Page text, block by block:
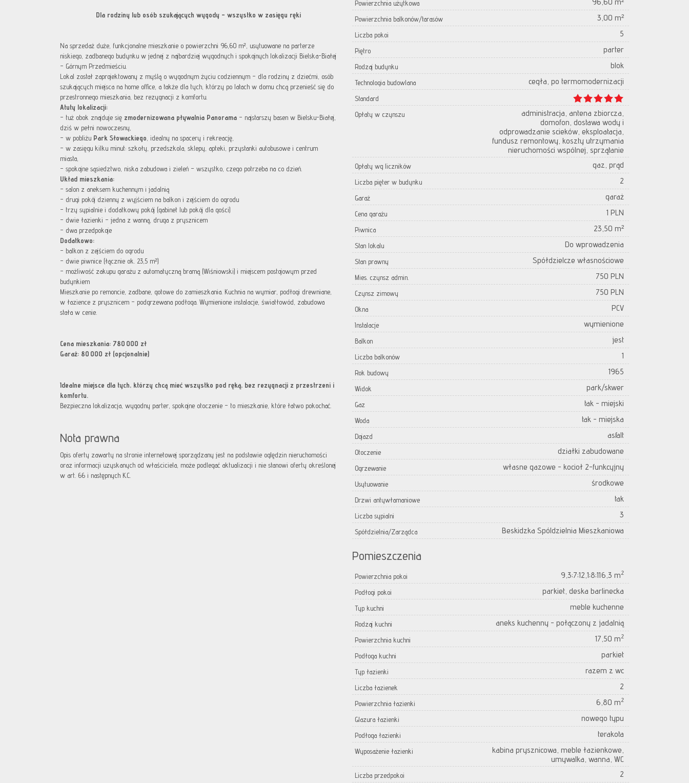
Dla rodziny lub osób szukających wygody – wszystko w zasięgu ręki
Na sprzedaż duże, funkcjonalne mieszkanie o powierzchni 96,60 m², usytuowane na parterze
niskiego, zadbanego budynku w jednej z najbardziej wygodnych i spokojnych lokalizacji Bielska-Białej
– Górnym Przedmieściu.
Lokal został zaprojektowany z myślą o wygodnym życiu codziennym – dla rodziny z dziećmi, osób
szukających miejsca na home office, a także dla tych, którzy po latach w domu chcą przenieść się do
przestronnego mieszkania, bez rezygnacji z komfortu.
Atuty lokalizacji:
– tuż obok znajduje się zmodernizowana pływalnia Panorama – najstarszy basen w Bielsku-Białej,
dziś w pełni nowoczesny,
– w pobliżu Park Słowackiego , idealny na spacery i rekreację,
– w zasięgu kilku minut: szkoły, przedszkola, sklepy, apteki, przystanki autobusowe i centrum
miasta,
– spokojne sąsiedztwo, niska zabudowa i zieleń – wszystko, czego potrzeba na co dzień.
Układ mieszkania:
– salon z aneksem kuchennym i jadalnią
– drugi pokój dzienny z wyjściem na balkon i zejściem do ogrodu
– trzy sypialnie i dodatkowy pokój (gabinet lub pokój dla gości)
– dwie łazienki – jedna z wanną, druga z prysznicem
– dwa przedpokoje
Dodatkowo:
– balkon z zejściem do ogrodu
– dwie piwnice (łącznie ok. 23,5 m²)
– możliwość zakupu garażu z automatyczną bramą (Wiśniowski) i miejscem postojowym przed
budynkiem
Mieszkanie po remoncie, zadbane, gotowe do zamieszkania. Kuchnia na wymiar, podłogi drewniane,
w łazience z prysznicem – podgrzewana podłoga. Wymienione instalacje, światłowód, zabudowa
stała w cenie.
Cena mieszkania: 780 000 zł
Garaż: 80 000 zł (opcjonalnie)
Idealne miejsce dla tych, którzy chcą mieć wszystko pod ręką, bez rezygnacji z przestrzeni i
komfortu.
Bezpieczna lokalizacja, wygodny parter, spokojne otoczenie – to mieszkanie, które łatwo pokochać.
Nota prawna
Opis oferty zawarty na stronie internetowej sporządzany jest na podstawie oględzin nieruchomości
oraz informacji uzyskanych od właściciela, może podlegać aktualizacji i nie stanowi oferty określonej
w art. 66 i następnych K.C.
Powierzchnia użytkowa
Powierzchnia balkonów/tarasów 3,00 m²
Liczba pokoi 5
Piętro parter
Rodzaj budynku blok
Technologia budowlana cegła, po termomodernizacji
Standard
Opłaty w czynszu
administracja, antena zbiorcza,
domofon, dostawa wody i
odprowadzanie scieków, eksploatacja,
fundusz remontowy, koszty utrzymania
nieruchomości wspólnej, sprzątanie
Opłaty wg liczników gaz, prąd
Liczba pięter w budynku 2
Garaż garaż
Cena garażu 1 PLN
Piwnica 23,50 m²
Stan lokalu Do wprowadzenia
Stan prawny Spółdzielcze własnościowe
Mies. czynsz admin. 750 PLN
Czynsz zimowy 750 PLN
Okna PCV
Instalacje wymienione
Balkon jest
Liczba balkonów 1
Rok budowy 1965
Widok park/skwer
Gaz tak - miejski
Woda tak - miejska
Dojazd asfalt
Otoczenie działki zabudowane
Ogrzewanie własne gazowe - kocioł 2-funkcyjny
Usytuowanie środkowe
Drzwi antywłamaniowe tak
Liczba sypialni 3
Spółdzielnia/Zarządca Beskidzka Spóldzielnia Mieszkaniowa
Pomieszczenia
Powierzchnia pokoi 9,3;7;12,1;8;116,3 m2
Podłogi pokoi parkiet, deska barlinecka
Typ kuchni meble kuchenne
Rodzaj kuchni aneks kuchenny - połączony z jadalnią
Powierzchnia kuchni 17,50 m2
Podłoga kuchni parkiet
Typ łazienki razem z wc
Liczba łazienek 2
Powierzchnia łazienki 6,80 m2
Glazura łazienki nowego typu
Podłoga łazienki terakota
Wyposażenie łazienki
kabina prysznicowa, meble łazienkowe,
umywalka, wanna, WC
Liczba przedpokoi 2